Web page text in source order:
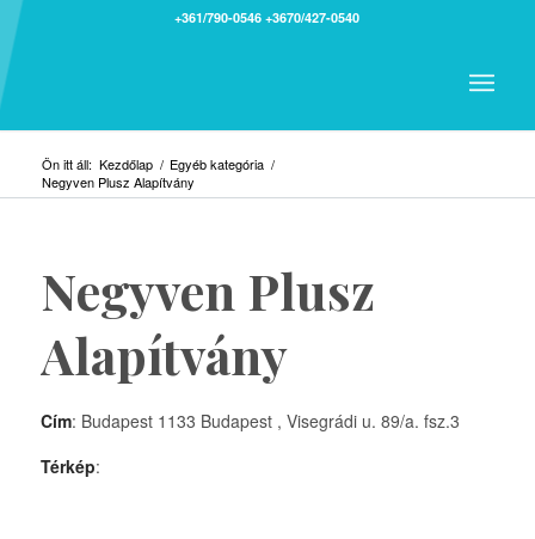
+361/790-0546 +3670/427-0540
Ön itt áll: Kezdőlap / Egyéb kategória /
Negyven Plusz Alapítvány
Negyven Plusz
Alapítvány
Cím: Budapest 1133 Budapest , Visegrádi u. 89/a. fsz.3
Térkép: